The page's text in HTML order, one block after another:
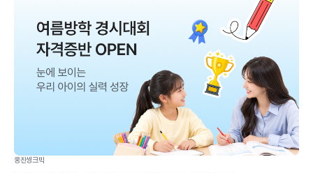
트
웅진씽크빅